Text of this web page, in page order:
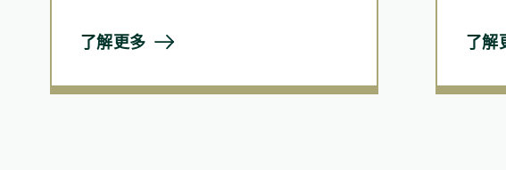
團的「三重基線」 (Triple Bottom
們對肩負環境責任的承諾。我們展望
了解更多
酒店
劃。
了解